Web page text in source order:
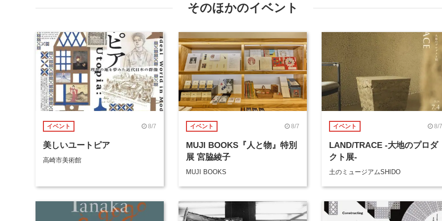
そのほかのイベント
イベント 8/7
美しいユートピア
高崎市美術館
イベント 8/7
MUJI BOOKS『人と物』特別
展 宮脇綾子
MUJI BOOKS
イベント 8/7
LAND/TRACE -大地のプロダ
クト展-
土のミュージアムSHIDO